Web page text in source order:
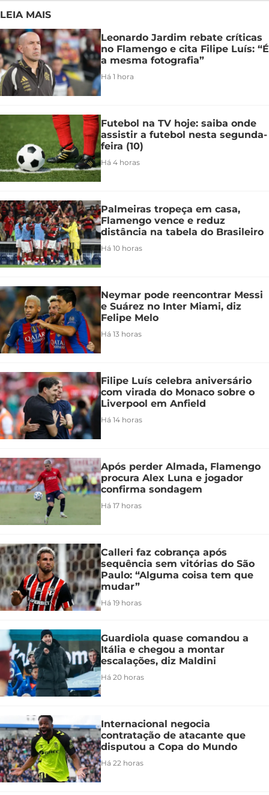
LEIA MAIS
Leonardo Jardim rebate críticas
no Flamengo e cita Filipe Luís: “É
a mesma fotografia”
Há 1 hora
Futebol na TV hoje: saiba onde
assistir a futebol nesta segunda-
feira (10)
Há 4 horas
Palmeiras tropeça em casa,
Flamengo vence e reduz
distância na tabela do Brasileiro
Há 10 horas
Neymar pode reencontrar Messi
e Suárez no Inter Miami, diz
Felipe Melo
Há 13 horas
Filipe Luís celebra aniversário
com virada do Monaco sobre o
Liverpool em Anfield
Há 14 horas
Após perder Almada, Flamengo
procura Alex Luna e jogador
confirma sondagem
Há 17 horas
Calleri faz cobrança após
sequência sem vitórias do São
Paulo: “Alguma coisa tem que
mudar”
Há 19 horas
Guardiola quase comandou a
Itália e chegou a montar
escalações, diz Maldini
Há 20 horas
Internacional negocia
contratação de atacante que
disputou a Copa do Mundo
Há 22 horas